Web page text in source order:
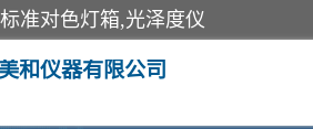
准对色灯箱,光泽度仪
和仪器有限公司